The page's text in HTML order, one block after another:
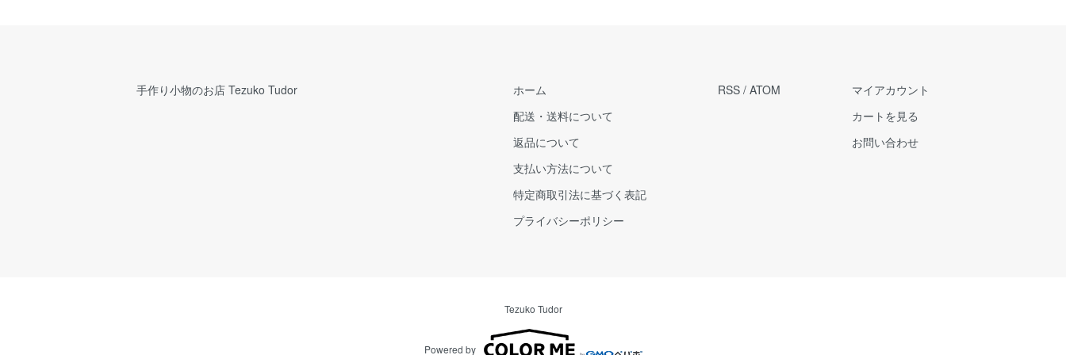
手作り小物のお店 Tezuko Tudor
ホーム
配送・送料について
返品について
支払い方法について
特定商取引法に基づく表記
プライバシーポリシー
RSS / ATOM
マイアカウント
カートを見る
お問い合わせ
Tezuko Tudor
Powered by